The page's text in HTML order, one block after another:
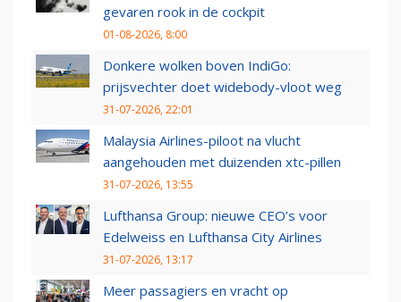
gevaren rook in de cockpit
01-08-2026, 8:00
Donkere wolken boven IndiGo:
prijsvechter doet widebody-vloot weg
31-07-2026, 22:01
Malaysia Airlines-piloot na vlucht
aangehouden met duizenden xtc-pillen
31-07-2026, 13:55
Lufthansa Group: nieuwe CEO’s voor
Edelweiss en Lufthansa City Airlines
31-07-2026, 13:17
Meer passagiers en vracht op